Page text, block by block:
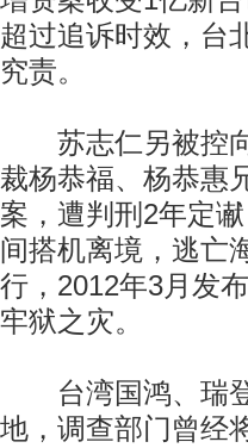
超过追诉时效，台
究责。
苏志仁另被控向
裁杨恭福、杨恭惠
案，遭判刑2年定
间搭机离境，逃亡
行，2012年3月发
牢狱之灾。
台湾国鸿、瑞登
地，调查部门曾经